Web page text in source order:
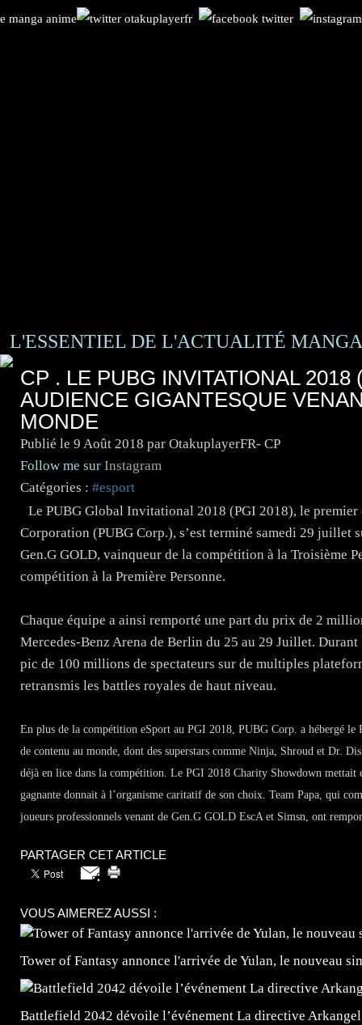
L'ESSENTIEL DE L'ACTUALITÉ
CP . LE PUBG INVITATIONAL 2018
AUDIENCE GIGANTESQUE
MONDE
Publié le 9 Août 2018 par OtakuplayerFR- CP
Follow me sur Instagram
Catégories : #esport
Le PUBG Global Invitational 2018 (PGI 2018), le
Corporation (PUBG Corp.), s’est terminé samedi 29 juillet
Gen.G GOLD, vainqueur de la compétition à la Troisième
compétition à la Première Personne.
Chaque équipe a ainsi remporté une part du prix de 2
Mercedes-Benz Arena de Berlin du 25 au 29 Juillet.
pic de 100 millions de spectateurs sur de multiples
retransmis les battles royales de haut niveau.
En plus de la compétition eSport au PGI 2018, PUBG Corp. a hébergé le
de contenu au monde, dont des superstars comme Ninja, Shroud et Dr.
déjà en lice dans la compétition. Le PGI 2018 Charity Showdown
gagnante donnait à l’organisme caritatif de son choix. Team Papa, qui
joueurs professionnels venant de Gen.G GOLD EscA et Simsn, ont
PARTAGER CET ARTICLE
VOUS AIMEREZ AUSSI :
Tower of Fantasy annonce l'arrivée de Yulan, le nouveau
Battlefield 2042 dévoile l’événement La directive Arkangel